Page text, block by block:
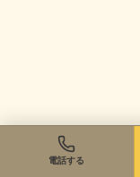
電話する